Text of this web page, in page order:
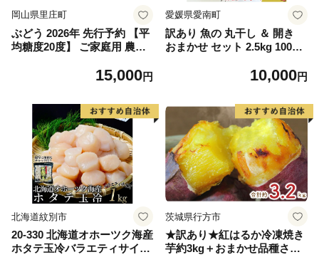
岡山県里庄町
ぶどう 2026年 先行予約 【平
均糖度20度】 ご家庭用 農家
ット 2～3房 合計約1.2kg ブ
15,000円
愛媛県愛南町
訳あり 魚の 丸干し ＆ 開き
おまかせ セット 2.5kg 10000
の ひらき 詰め合わせ 冷凍 丸
鰯 いわし イワシ 切り身 おつ
まみ おかず 惣菜 人気 珍味
グルメ 規格外 国産 新鮮 魚介
天然 乾き物 乾物 酒のあて 旬
季節 お中元 お歳暮 母の日 父
の日 武久海産 愛南町 愛媛県
10,000円
北海道紋別市
20-330 北海道オホーツク海産
ホタテ玉冷バラエティサイズ
茨城県行方市
★訳あり★紅はるか冷凍焼き
芋約3kg＋おまかせ品種さつ